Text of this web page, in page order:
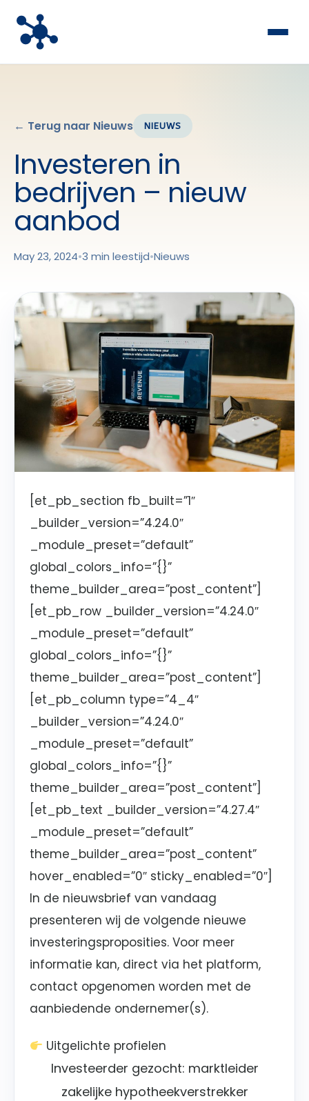
← Terug naar Nieuws NIEUWS
Investeren in
bedrijven – nieuw
aanbod
May 23, 2024•3 min leestijd•Nieuws
[et_pb_section fb_built=”1″
_builder_version=”4.24.0″
_module_preset=”default”
global_colors_info=”{}”
theme_builder_area=”post_content”]
[et_pb_row _builder_version=”4.24.0″
_module_preset=”default”
global_colors_info=”{}”
theme_builder_area=”post_content”]
[et_pb_column type=”4_4″
_builder_version=”4.24.0″
_module_preset=”default”
global_colors_info=”{}”
theme_builder_area=”post_content”]
[et_pb_text _builder_version=”4.27.4″
_module_preset=”default”
theme_builder_area=”post_content”
hover_enabled=”0″ sticky_enabled=”0″]
In de nieuwsbrief van vandaag
presenteren wij de volgende nieuwe
investeringsproposities. Voor meer
informatie kan, direct via het platform,
contact opgenomen worden met de
aanbiedende ondernemer(s).
Uitgelichte profielen
Investeerder gezocht: marktleider
zakelijke hypotheekverstrekker